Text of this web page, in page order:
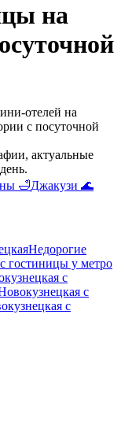
на
отелей на
c посуточной
актуальные
🛁Джакузи 🌊
Недорогие
гостиницы у метро
c
с
c